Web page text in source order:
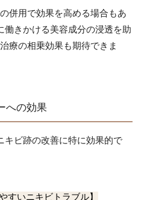
併用で効果を高める場合もあ
働きかける美容成分の浸透を助
療の相乗効果も期待できま
への効果
キビ跡の改善に特に効果的で
すいニキビトラブル】